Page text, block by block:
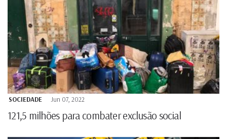
SOCIEDADE Jun 07, 2022
121,5 milhões para combater exclusão social